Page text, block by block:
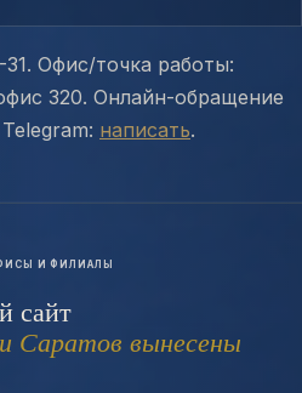
Офис/точка работы:
320. Онлайн-обращение
написать.
И ФИЛИАЛЫ
сайт
Саратов вынесены